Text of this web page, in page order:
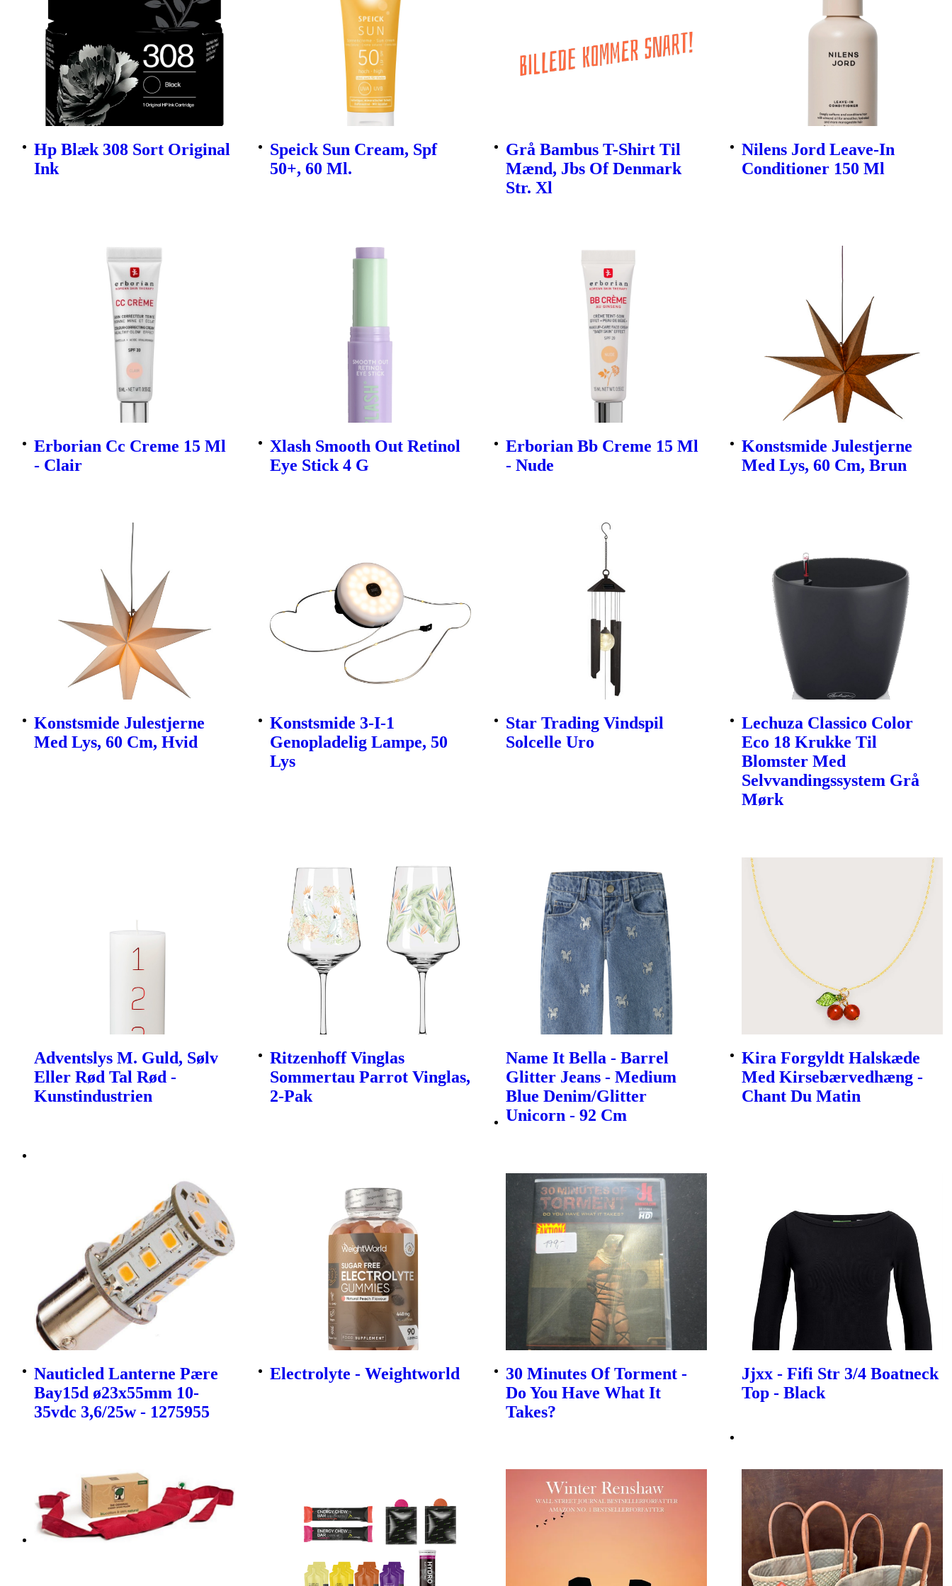
Hp Blæk 308 Sort Original
Ink
Speick Sun Cream, Spf
50+, 60 Ml.
Grå Bambus T-Shirt Til
Mænd, Jbs Of Denmark
Str. Xl
Nilens Jord Leave-In
Conditioner 150 Ml
Erborian Cc Creme 15 Ml
- Clair
Xlash Smooth Out Retinol
Eye Stick 4 G
Erborian Bb Creme 15 Ml
- Nude
Konstsmide Julestjerne
Med Lys, 60 Cm, Brun
Konstsmide Julestjerne
Med Lys, 60 Cm, Hvid
Konstsmide 3-I-1
Genopladelig Lampe, 50
Lys
Star Trading Vindspil
Solcelle Uro
Lechuza Classico Color
Eco 18 Krukke Til
Blomster Med
Selvvandingssystem Grå
Mørk
Adventslys M. Guld, Sølv
Eller Rød Tal Rød -
Kunstindustrien
Ritzenhoff Vinglas
Sommertau Parrot Vinglas,
2-Pak
Name It Bella - Barrel
Glitter Jeans - Medium
Blue Denim/Glitter
Unicorn - 92 Cm
Kira Forgyldt Halskæde
Med Kirsebærvedhæng -
Chant Du Matin
Nauticled Lanterne Pære
Bay15d ø23x55mm 10-
35vdc 3,6/25w - 1275955
Electrolyte - Weightworld
30 Minutes Of Torment -
Do You Have What It
Takes?
Jjxx - Fifi Str 3/4 Boatneck
Top - Black